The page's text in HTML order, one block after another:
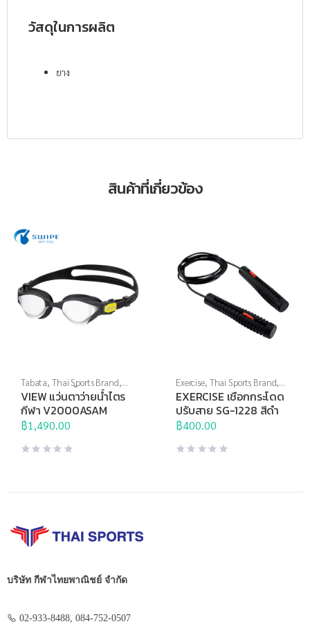
วัสดุในการผลิต
ยาง
สินค้าที่เกี่ยวข้อง
Tabata, Thai Sports Brand,
View,กีฬาทางน้ำ,แว่นตาว่าย
น้ำ,แว่นตาว่ายน้ำแข่งขัน
VIEW แว่นตาว่ายน้ำไตร
กีฬา V2000ASAM
฿1,490.00
Exercise, Thai Sports Brand,
อุปกรณ์บริหารกาย,เชือก
กระโดด
EXERCISE เชือกกระโดด
ปรับสาย SG-1228 สีดำ
฿400.00
บริษัท กีฬาไทยพาณิชย์ จำกัด
02-933-8488, 084-752-0507